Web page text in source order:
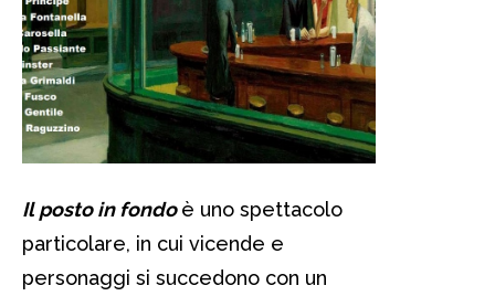
Il posto in fondo è uno spettacolo
particolare, in cui vicende e
personaggi si succedono con un